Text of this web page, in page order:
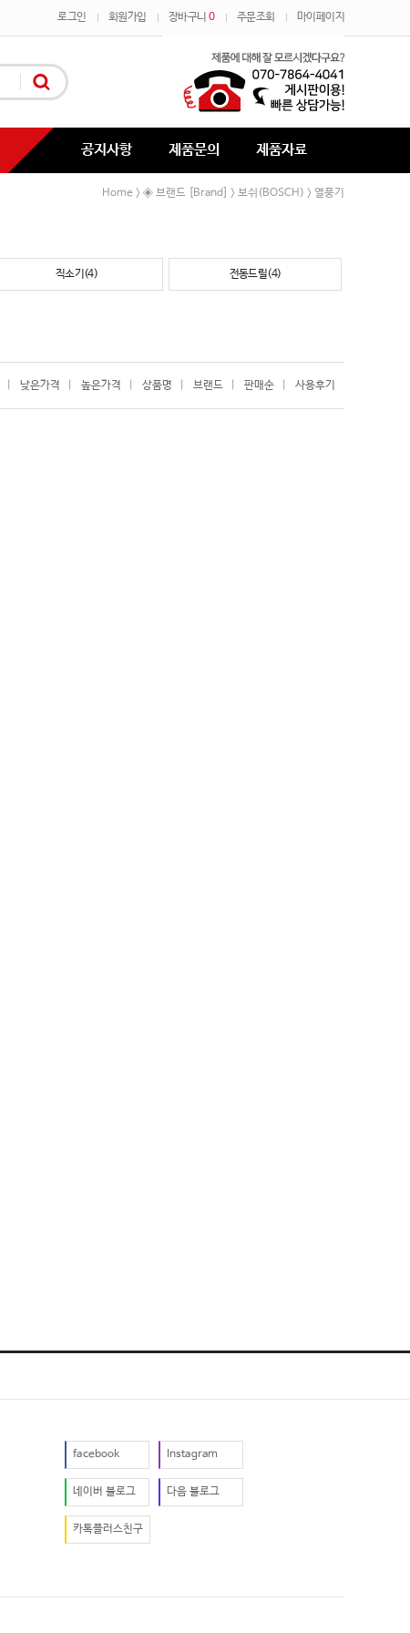
로그인 회원가입 장바구니 0 주문조회 마이페이지
공지사항 제품문의 제품자료
Home > ◈ 브랜드 [Brand] > 보쉬(BOSCH) > 열풍기
직소기(4) 전동드릴(4)
낮은가격 높은가격 상품명 브랜드 판매순 사용후기
facebook Instagram
네이버 블로그 다음 블로그
카톡플러스친구